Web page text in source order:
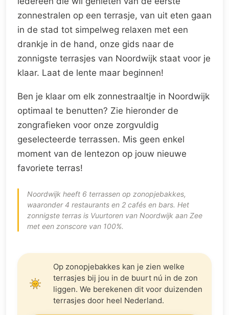
zonnestralen op een terrasje, van uit eten gaan
in de stad tot simpelweg relaxen met een
drankje in de hand, onze gids naar de
zonnigste terrasjes van Noordwijk staat voor je
klaar. Laat de lente maar beginnen!
Ben je klaar om elk zonnestraaltje in Noordwijk
optimaal te benutten? Zie hieronder de
zongrafieken voor onze zorgvuldig
geselecteerde terrassen. Mis geen enkel
moment van de lentezon op jouw nieuwe
favoriete terras!
Noordwijk heeft 6 terrassen op zonopjebakkes,
waaronder 4 restaurants en 2 cafés en bars. Het
zonnigste terras is Vuurtoren van Noordwijk aan Zee
met een zonscore van 100%.
Op zonopjebakkes kan je zien welke
terrasjes bij jou in de buurt nú in de zon
liggen. We berekenen dit voor duizenden
terrasjes door heel Nederland.